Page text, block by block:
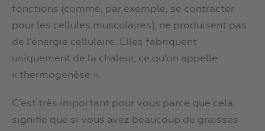
fonctions (comme, par exemple, se contracter
pour les cellules musculaires), ne produisent pas
de l’énergie cellulaire. Elles fabriquent
uniquement de la chaleur, ce qu’on appelle
« thermogenèse ».
C’est très important pour vous parce que cela
signifie que si vous avez beaucoup de graisses